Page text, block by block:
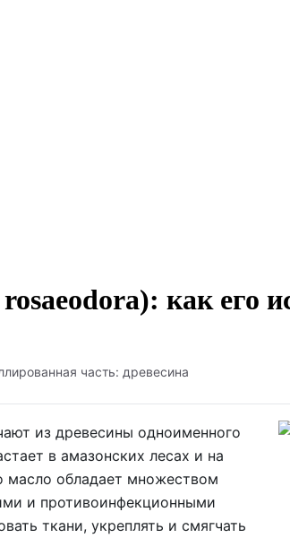
как его
часть: древесина
из древесины одноименного
в амазонских лесах и на
масло обладает множеством
и противоинфекционными
ткани, укреплять и смягчать